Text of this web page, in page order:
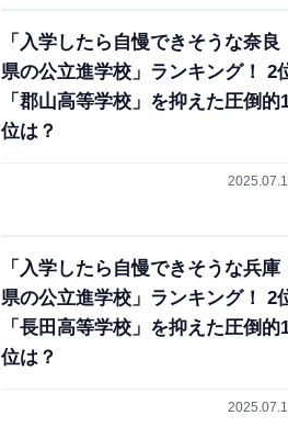
「入学したら自慢できそうな奈良
県の公立進学校」ランキング！ 2
「郡山高等学校」を抑えた圧倒的
位は？
「入学したら自慢できそうな兵庫
県の公立進学校」ランキング！ 2
「長田高等学校」を抑えた圧倒的
位は？